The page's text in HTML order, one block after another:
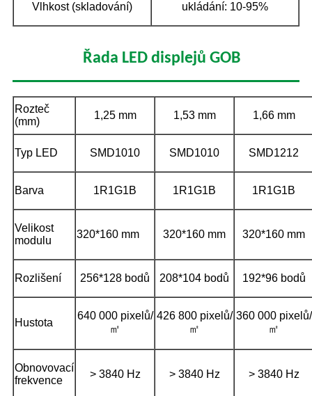
Vlhkost (skladování) ukládání: 10-95%
Řada LED displejů GOB
Rozteč
(mm)
1,25 mm 1,53 mm 1,66 mm
Typ LED SMD1010 SMD1010 SMD1212
Barva 1R1G1B 1R1G1B 1R1G1B
Velikost
modulu
320*160 mm 320*160 mm 320*160 mm
Rozlišení 256*128 bodů 208*104 bodů 192*96 bodů
Hustota
640 000 pixelů/
㎡
426 800 pixelů/
㎡
360 000 pixelů/
㎡
Obnovovací
frekvence
> 3840 Hz > 3840 Hz > 3840 Hz